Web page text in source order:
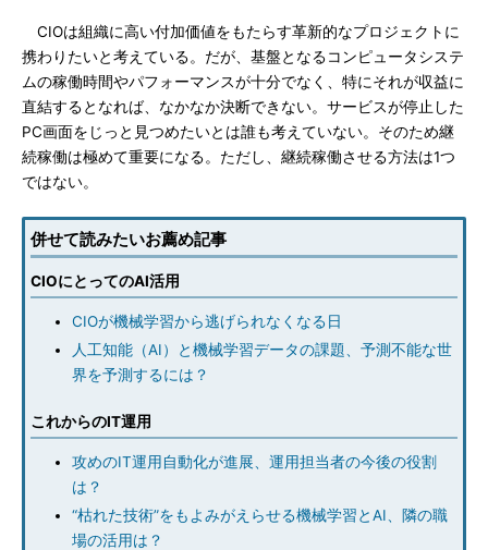
CIOは組織に高い付加価値をもたらす革新的なプロジェクトに
携わりたいと考えている。だが、基盤となるコンピュータシステ
ムの稼働時間やパフォーマンスが十分でなく、特にそれが収益に
直結するとなれば、なかなか決断できない。サービスが停止した
PC画面をじっと見つめたいとは誰も考えていない。そのため継
続稼働は極めて重要になる。ただし、継続稼働させる方法は1つ
ではない。
併せて読みたいお薦め記事
CIOにとってのAI活用
CIOが機械学習から逃げられなくなる日
人工知能（AI）と機械学習データの課題、予測不能な世
界を予測するには？
これからのIT運用
攻めのIT運用自動化が進展、運用担当者の今後の役割
は？
“枯れた技術”をもよみがえらせる機械学習とAI、隣の職
場の活用は？